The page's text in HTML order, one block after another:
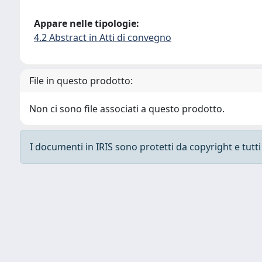
Appare nelle tipologie:
4.2 Abstract in Atti di convegno
File in questo prodotto:
Non ci sono file associati a questo prodotto.
I documenti in IRIS sono protetti da copyright e